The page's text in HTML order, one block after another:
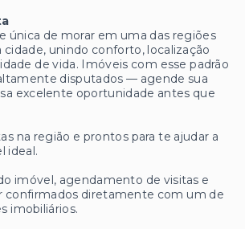
única de morar em uma das regiões
cidade, unindo conforto, localização
de vida. Imóveis com esse padrão
disputados — agende sua
excelente oportunidade antes que
na região e prontos para te ajudar a
ideal.
imóvel, agendamento de visitas e
confirmados diretamente com um de
imobiliários.